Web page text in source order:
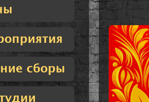
сборы